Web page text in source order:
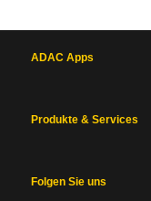
ADAC Apps
Produkte & Services
Folgen Sie uns